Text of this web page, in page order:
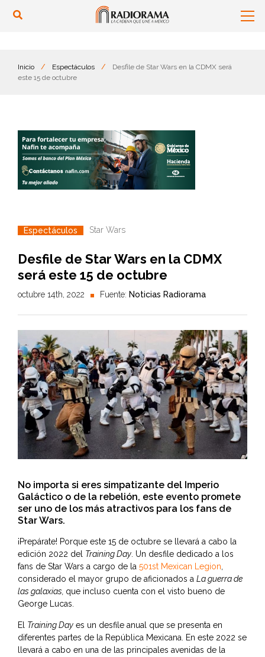
Inicio / Espectáculos /
Desfile de Star Wars en la CDMX será
este 15 de octubre
Espectáculos Star Wars
Desfile de Star Wars en la CDMX
será este 15 de octubre
octubre 14th, 2022 Fuente: Noticias Radiorama
No importa si eres simpatizante del Imperio
Galáctico o de la rebelión, este evento promete
ser uno de los más atractivos para los fans de
Star Wars.
¡Prepárate! Porque este 15 de octubre se llevará a cabo la
edición 2022 del Training Day. Un desfile dedicado a los
fans de Star Wars a cargo de la 501st Mexican Legion,
considerado el mayor grupo de aficionados a La guerra de
las galaxias, que incluso cuenta con el visto bueno de
George Lucas.
El Training Day es un desfile anual que se presenta en
diferentes partes de la República Mexicana. En este 2022 se
llevará a cabo en una de las principales avenidas de la